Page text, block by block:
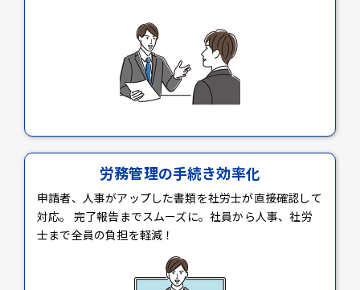
労務管理の手続き効率化
申請者、人事がアップした書類を社労士が直接確認して
対応。 完了報告までスムーズに。社員から人事、社労
士まで全員の負担を軽減！